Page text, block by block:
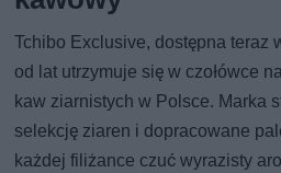
Tchibo Exclusive, dostępna teraz
od lat utrzymuje się w czołówce
kaw ziarnistych w Polsce. Marka
selekcję ziaren i dopracowane
każdej filiżance czuć wyrazisty